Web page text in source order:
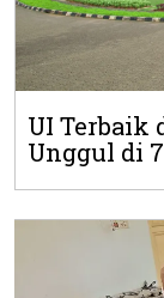
UI Terbaik
Unggul di